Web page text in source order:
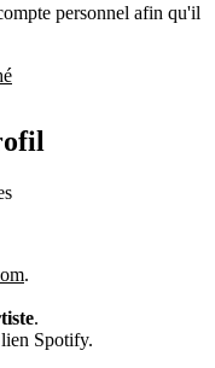
personnel afin qu'il
.
.
Spotify.